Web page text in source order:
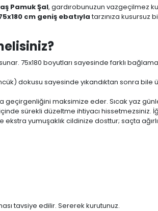
Pamuk Şal, gardırobunuzun vazgeçilmez
cm geniş ebatıylatarzınıza kusursuz
sunar. 75x180 boyutları sayesinde farklı
dokusu sayesinde yıkandıktan sonra
geçirgenliğini maksimize eder. Sıcak yaz
sürekli düzeltme ihtiyacı hissetmezsiniz.
yumuşaklık cildinize dosttur; saçta
tavsiye edilir. Sererek kurutunuz.